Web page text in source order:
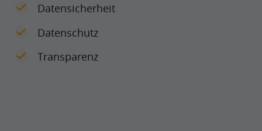
Datensicherheit
Datenschutz
Transparenz